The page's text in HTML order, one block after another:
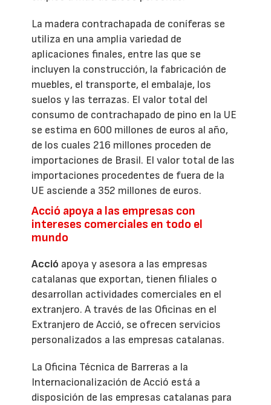
La madera contrachapada de coníferas se
utiliza en una amplia variedad de
aplicaciones finales, entre las que se
incluyen la construcción, la fabricación de
muebles, el transporte, el embalaje, los
suelos y las terrazas. El valor total del
consumo de contrachapado de pino en la UE
se estima en 600 millones de euros al año,
de los cuales 216 millones proceden de
importaciones de Brasil. El valor total de las
importaciones procedentes de fuera de la
UE asciende a 352 millones de euros.
Acció apoya a las empresas con
intereses comerciales en todo el
mundo
Acció apoya y asesora a las empresas
catalanas que exportan, tienen filiales o
desarrollan actividades comerciales en el
extranjero. A través de las Oficinas en el
Extranjero de Acció, se ofrecen servicios
personalizados a las empresas catalanas.
La Oficina Técnica de Barreras a la
Internacionalización de Acció está a
disposición de las empresas catalanas para